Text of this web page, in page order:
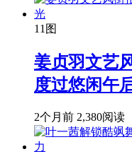
11图
姜贞羽文艺
度过悠闲午
2个月前 2,380阅读